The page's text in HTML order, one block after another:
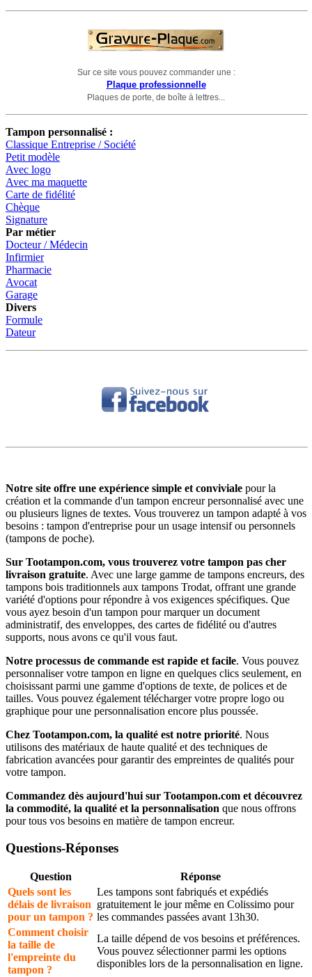
Sur ce site vous pouvez commander une :
Plaque professionnelle
Plaques de porte, de boîte à lettres...
Tampon personnalisé :
Classique Entreprise / Société
Petit modèle
Avec logo
Avec ma maquette
Carte de fidélité
Chèque
Signature
Par métier
Docteur / Médecin
Infirmier
Pharmacie
Avocat
Garage
Divers
Formule
Dateur
Notre site offre une expérience simple et conviviale pour la
création et la commande d'un tampon encreur personnalisé avec une
ou plusieurs lignes de textes. Vous trouverez un tampon adapté à vos
besoins : tampon d'entreprise pour un usage intensif ou personnels
(tampons de poche).
Sur Tootampon.com, vous trouverez votre tampon pas cher
livraison gratuite. Avec une large gamme de tampons encreurs, des
tampons bois traditionnels aux tampons Trodat, offrant une grande
variété d'options pour répondre à vos exigences spécifiques. Que
vous ayez besoin d'un tampon pour marquer un document
administratif, des enveloppes, des cartes de fidélité ou d'autres
supports, nous avons ce qu'il vous faut.
Notre processus de commande est rapide et facile. Vous pouvez
personnaliser votre tampon en ligne en quelques clics seulement, en
choisissant parmi une gamme d'options de texte, de polices et de
tailles. Vous pouvez également télécharger votre propre logo ou
graphique pour une personnalisation encore plus poussée.
Chez Tootampon.com, la qualité est notre priorité. Nous
utilisons des matériaux de haute qualité et des techniques de
fabrication avancées pour garantir des empreintes de qualités pour
votre tampon.
Commandez dès aujourd'hui sur Tootampon.com et découvrez
la commodité, la qualité et la personnalisation que nous offrons
pour tous vos besoins en matière de tampon encreur.
Questions-Réponses
Question
Réponse
Quels sont les
délais de livraison
pour un tampon ?
Les tampons sont fabriqués et expédiés
gratuitement le jour même en Colissimo pour
les commandes passées avant 13h30.
Comment choisir
la taille de
l'empreinte du
tampon ?
La taille dépend de vos besoins et préférences.
Vous pouvez sélectionner parmi les options
disponibles lors de la personnalisation en ligne.